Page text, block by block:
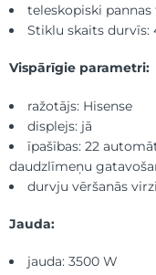
teleskopiski
Stiklu skaits durvīs:
Vispārīgie parametri:
ražotājs: Hisense
displejs: jā
īpašības: 22
daudzlīmeņu
durvju vēršanās
Jauda:
jauda: 3500 W